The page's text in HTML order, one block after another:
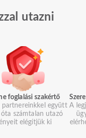
utazni
foglalási szakértő
partnereinkkel együtt
számtalan utazó
elégítjük ki
A